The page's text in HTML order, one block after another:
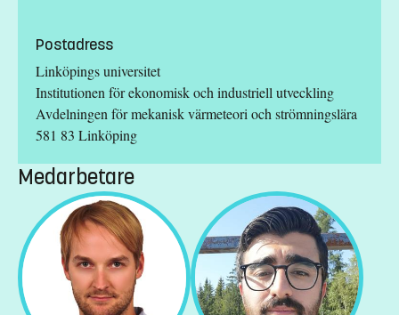
Postadress
Linköpings universitet
Institutionen för ekonomisk och industriell utveckling
Avdelningen för mekanisk värmeteori och strömningslära
581 83 Linköping
Medarbetare